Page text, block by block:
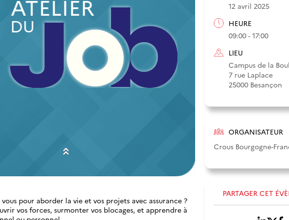
12 avril 2025
HEURE
09:00 - 17:00
LIEU
Campus de la
7 rue Laplace
25000 Besançon
ORGANISATEUR
Crous Bourgogne-
PARTAGER CET
pour aborder la vie et vos projets avec assurance ?
vos forces, surmonter vos blocages, et apprendre à